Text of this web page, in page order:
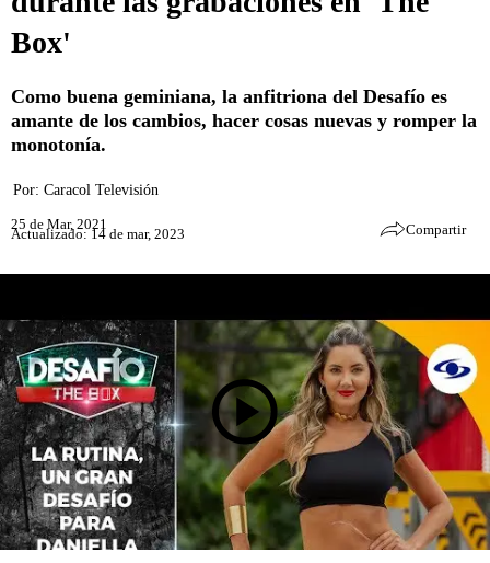
Box'
Como buena geminiana, la anfitriona del Desafío es
amante de los cambios, hacer cosas nuevas y romper la
monotonía.
Por: Caracol Televisión
25 de Mar, 2021
Actualizado: 14 de mar, 2023 Compartir